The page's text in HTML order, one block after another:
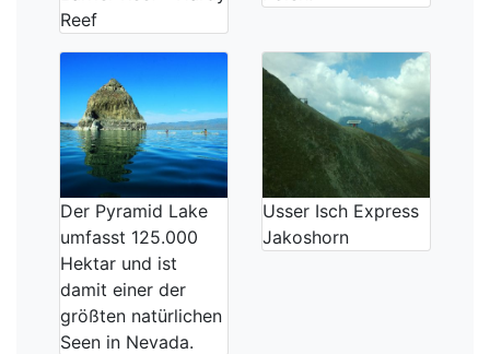
Reef
Der Pyramid Lake
umfasst 125.000
Hektar und ist
damit einer der
größten natürlichen
Seen in Nevada.
Usser Isch Express
Jakoshorn